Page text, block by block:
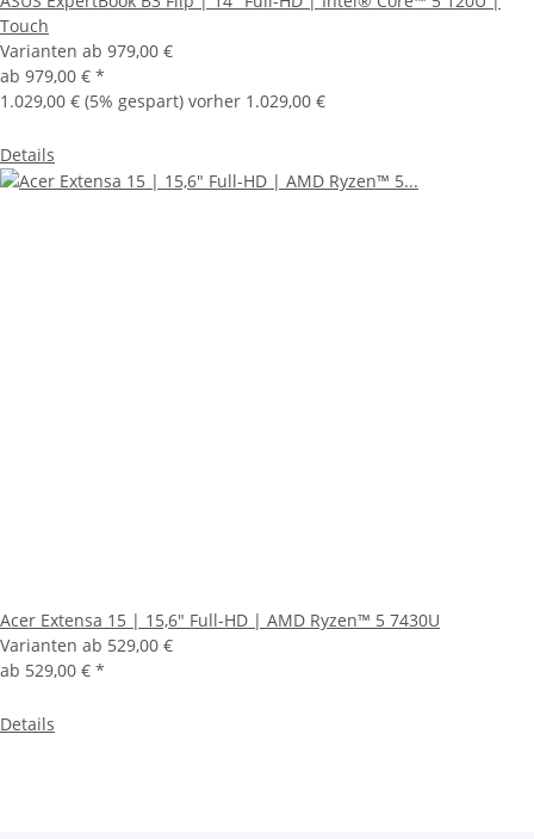
Touch
Varianten ab 979,00 €
ab 979,00 € *
1.029,00 € (5% gespart) vorher 1.029,00 €
Details
Acer Extensa 15 | 15,6" Full-HD | AMD Ryzen™ 5 7430U
Varianten ab 529,00 €
ab 529,00 € *
Details